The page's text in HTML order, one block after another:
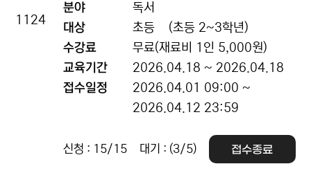
1124
분야
독서
대상
초등
(초등 2~3학년)
수강료
무료(재료비 1인 5,000원)
교육기간
2026.04.18 ~ 2026.04.18
접수일정
2026.04.01 09:00 ~
2026.04.12 23:59
신청 : 15/15 대기 : (3/5) 접수종료